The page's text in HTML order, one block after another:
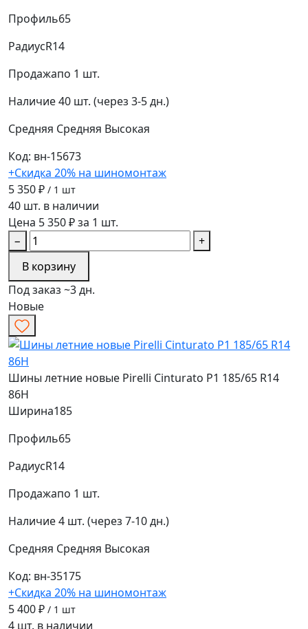
Профиль65
РадиусR14
Продажапо 1 шт.
Наличие40 шт. (через 3-5 дн.)
Средняя Средняя Высокая
Код: вн-15673
+Скидка 20% на шиномонтаж
5 350 ₽ / 1 шт
40 шт. в наличии
Цена 5 350 ₽ за 1 шт.
−
+
В корзину
Под заказ ~3 дн.
Новые
Шины летние новые Pirelli Cinturato P1 185/65 R14
86H
Ширина185
Профиль65
РадиусR14
Продажапо 1 шт.
Наличие4 шт. (через 7-10 дн.)
Средняя Средняя Высокая
Код: вн-35175
+Скидка 20% на шиномонтаж
5 400 ₽ / 1 шт
4 шт. в наличии